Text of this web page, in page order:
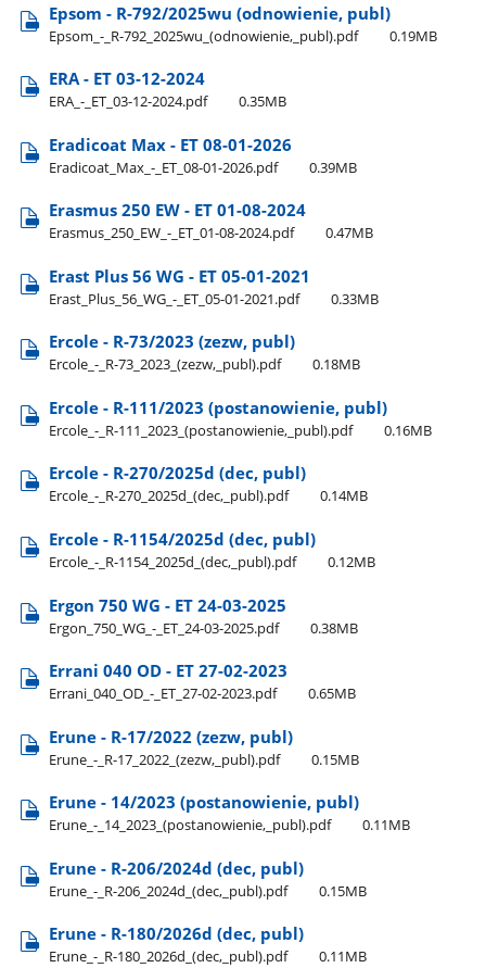
Epsom - R-792/2025wu (odnowienie, publ)
Epsom​_-​_R-792​_2025wu​_(odnowienie,​_publ).pdf 0.19MB
ERA - ET 03-12-2024
ERA​_-​_ET​_03-12-2024.pdf 0.35MB
Eradicoat Max - ET 08-01-2026
Eradicoat​_Max​_-​_ET​_08-01-2026.pdf 0.39MB
Erasmus 250 EW - ET 01-08-2024
Erasmus​_250​_EW​_-​_ET​_01-08-2024.pdf 0.47MB
Erast Plus 56 WG - ET 05-01-2021
Erast​_Plus​_56​_WG​_-​_ET​_05-01-2021.pdf 0.33MB
Ercole - R-73/2023 (zezw, publ)
Ercole​_-​_R-73​_2023​_(zezw,​_publ).pdf 0.18MB
Ercole - R-111/2023 (postanowienie, publ)
Ercole​_-​_R-111​_2023​_(postanowienie,​_publ).pdf 0.16MB
Ercole - R-270/2025d (dec, publ)
Ercole​_-​_R-270​_2025d​_(dec,​_publ).pdf 0.14MB
Ercole - R-1154/2025d (dec, publ)
Ercole​_-​_R-1154​_2025d​_(dec,​_publ).pdf 0.12MB
Ergon 750 WG - ET 24-03-2025
Ergon​_750​_WG​_-​_ET​_24-03-2025.pdf 0.38MB
Errani 040 OD - ET 27-02-2023
Errani​_040​_OD​_-​_ET​_27-02-2023.pdf 0.65MB
Erune - R-17/2022 (zezw, publ)
Erune​_-​_R-17​_2022​_(zezw,​_publ).pdf 0.15MB
Erune - 14/2023 (postanowienie, publ)
Erune​_-​_14​_2023​_(postanowienie,​_publ).pdf 0.11MB
Erune - R-206/2024d (dec, publ)
Erune​_-​_R-206​_2024d​_(dec,​_publ).pdf 0.15MB
Erune - R-180/2026d (dec, publ)
Erune​_-​_R-180​_2026d​_(dec,​_publ).pdf 0.11MB